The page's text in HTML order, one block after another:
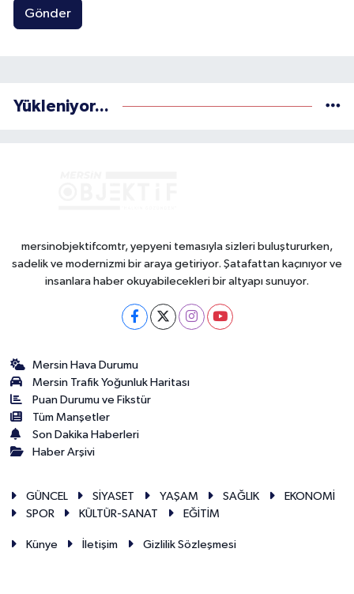
Gönder
Yükleniyor...
mersinobjektifcomtr, yepyeni temasıyla sizleri buluştururken,
sadelik ve modernizmi bir araya getiriyor. Şatafattan kaçınıyor ve
insanlara haber okuyabilecekleri bir altyapı sunuyor.
Mersin Hava Durumu
Mersin Trafik Yoğunluk Haritası
Puan Durumu ve Fikstür
Tüm Manşetler
Son Dakika Haberleri
Haber Arşivi
GÜNCEL SİYASET YAŞAM SAĞLIK
EKONOMİ
SPOR
KÜLTÜR-SANAT EĞİTİM
Künye İletişim Gizlilik Sözleşmesi